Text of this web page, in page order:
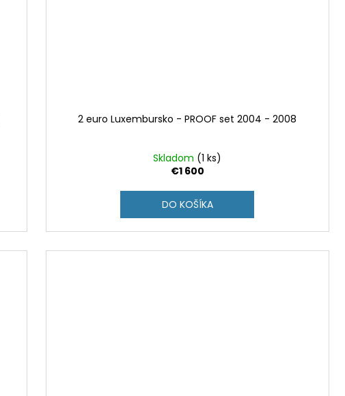
2 euro Luxembursko - PROOF set 2004 - 2008
Skladom (1 ks)
€1 600
DO KOŠÍKA